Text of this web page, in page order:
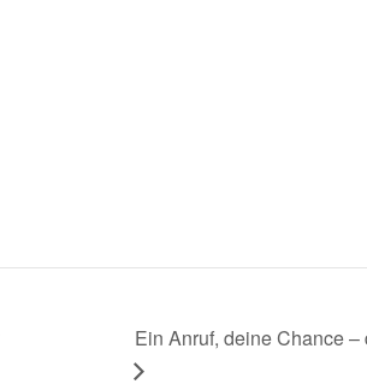
Ein Anruf, deine Chance